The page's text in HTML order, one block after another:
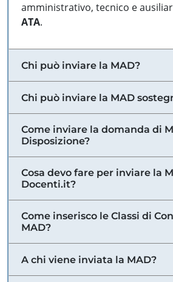
amministrativo, tecnico e
ATA.
Chi può inviare la MAD?
Chi può inviare la MAD
Come inviare la domanda di
Disposizione?
Cosa devo fare per inviare la
Docenti.it?
Come inserisco le Classi di
MAD?
A chi viene inviata la MAD?